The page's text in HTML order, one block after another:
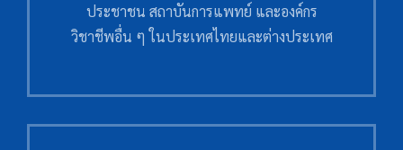
ประชาชน สถาบันการแพทย์ และองค์กร
วิชาชีพอื่น ๆ ในประเทศไทยและต่างประเทศ